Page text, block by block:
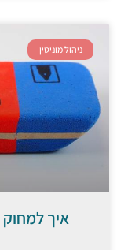
ניהול מוניטין
איך